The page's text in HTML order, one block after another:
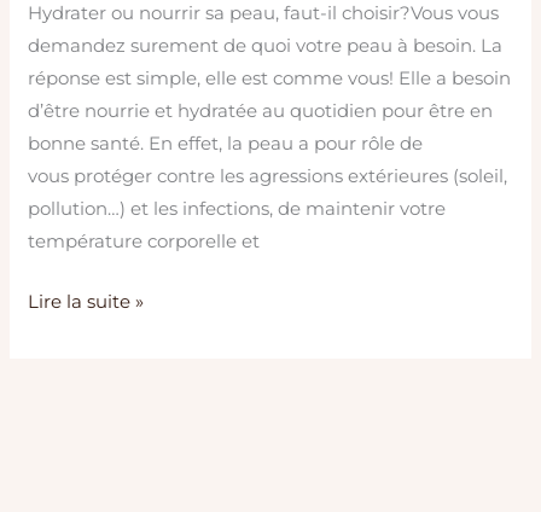
Hydrater ou nourrir sa peau, faut-il choisir?Vous vous
demandez surement de quoi votre peau à besoin. La
réponse est simple, elle est comme vous! Elle a besoin
d’être nourrie et hydratée au quotidien pour être en
bonne santé. En effet, la peau a pour rôle de
vous protéger contre les agressions extérieures (soleil,
pollution…) et les infections, de maintenir votre
température corporelle et
Lire la suite »